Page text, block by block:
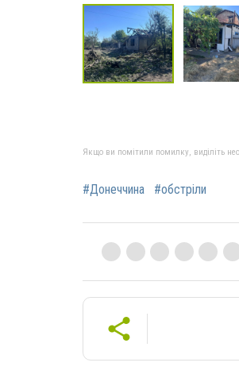
Якщо ви помітили помилку, виділіть
#Донеччина #обстріли